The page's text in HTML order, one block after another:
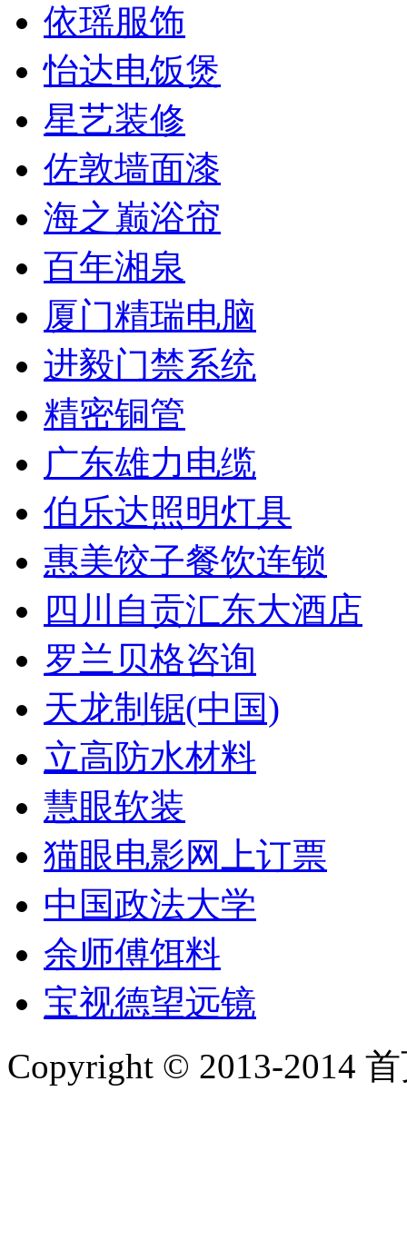
依瑶服饰
怡达电饭煲
星艺装修
佐敦墙面漆
海之巅浴帘
百年湘泉
厦门精瑞电脑
进毅门禁系统
精密铜管
广东雄力电缆
伯乐达照明灯具
惠美饺子餐饮连锁
四川自贡汇东大酒店
罗兰贝格咨询
天龙制锯(中国)
立高防水材料
慧眼软装
猫眼电影网上订票
中国政法大学
余师傅饵料
宝视德望远镜
Copyright © 2013-2014